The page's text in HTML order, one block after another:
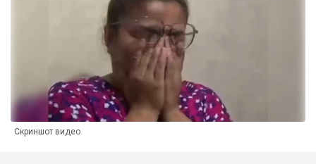
Скриншот видео